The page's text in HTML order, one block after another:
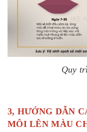
Quy
3, HƯỚNG DẪN
MÔI LÊN MÀU